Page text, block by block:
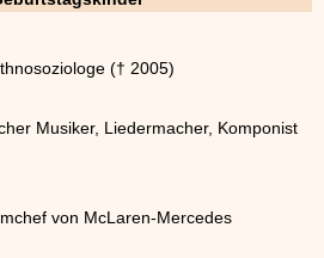
(† 2005)
Musiker, Liedermacher, Komponist
von McLaren-Mercedes